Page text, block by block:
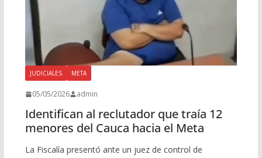
JUDICIALES META
05/05/2026 admin
Identifican al reclutador que traía 12
menores del Cauca hacia el Meta
La Fiscalía presentó ante un juez de control de